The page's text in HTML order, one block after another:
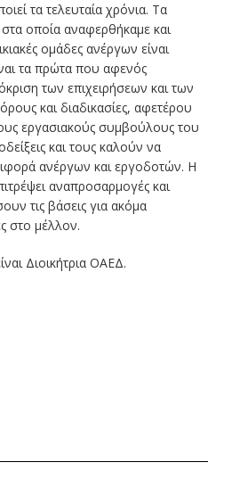
τα τελευταία χρόνια. Τα
οποία αναφερθήκαμε και
ομάδες ανέργων είναι
τα πρώτα που αφενός
των επιχειρήσεων και των
και διαδικασίες, αφετέρου
εργασιακούς συμβούλους του
και τους καλούν να
ανέργων και εργοδοτών. Η
αναπροσαρμογές και
τις βάσεις για ακόμα
στο μέλλον.
Διοικήτρια ΟΑΕΔ.